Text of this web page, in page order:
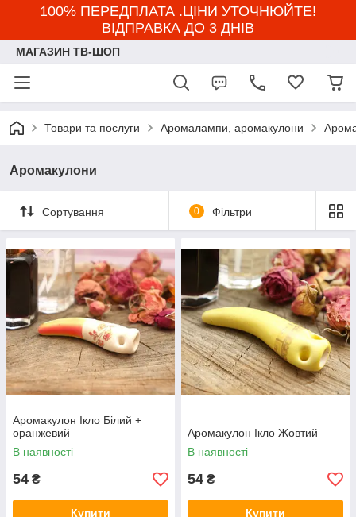
100% ПЕРЕДПЛАТА .ЦІНИ УТОЧНЮЙТЕ!
ВІДПРАВКА ДО 3 ДНІВ
МАГАЗИН ТВ-ШОП
Товари та послуги Аромалампи, аромакулони
Аромакулони
Сортування 0 Фільтри
Аромакулон Ікло Білий +
оранжевий
В наявності
54 ₴
Купити
Аромакулон Ікло Жовтий
В наявності
54 ₴
Купити